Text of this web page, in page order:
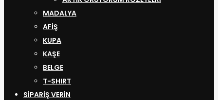
MADALYA
AFİŞ
KUPA
KAŞE
BELGE
T-SHIRT
SIPARIŞ VERIN